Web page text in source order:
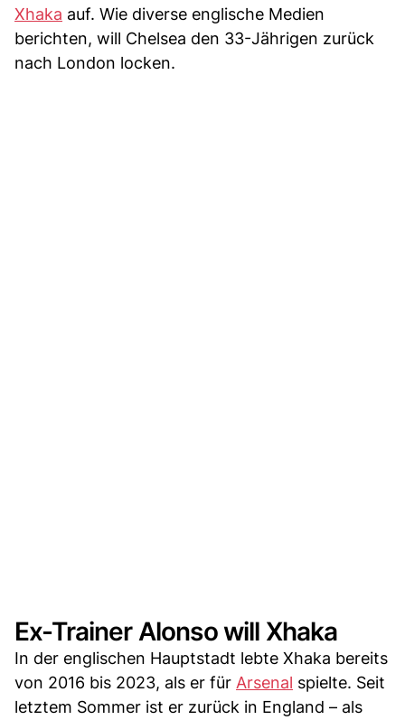
Xhaka auf. Wie diverse englische Medien
berichten, will Chelsea den 33-Jährigen zurück
nach London locken.
Ex-Trainer Alonso will Xhaka
In der englischen Hauptstadt lebte Xhaka bereits
von 2016 bis 2023, als er für Arsenal spielte. Seit
letztem Sommer ist er zurück in England – als